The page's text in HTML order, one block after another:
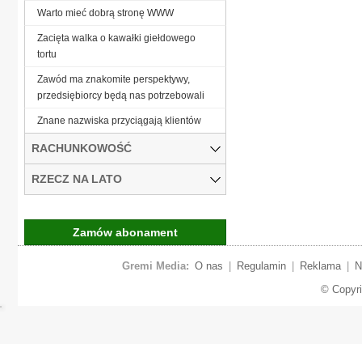
Warto mieć dobrą stronę WWW
Zacięta walka o kawałki giełdowego
tortu
Zawód ma znakomite perspektywy,
przedsiębiorcy będą nas potrzebowali
Znane nazwiska przyciągają klientów
RACHUNKOWOŚĆ
RZECZ NA LATO
Zamów abonament
Gremi Media: O nas Regulamin Reklama
©